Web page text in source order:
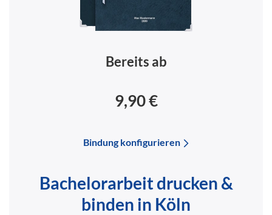
Bereits ab
9,90 €
Bindung konfigurieren
Bachelorarbeit drucken &
binden in Köln